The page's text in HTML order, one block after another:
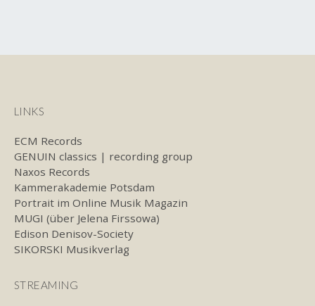
LINKS
ECM Records
GENUIN classics | recording group
Naxos Records
Kammerakademie Potsdam
Portrait im Online Musik Magazin
MUGI (über Jelena Firssowa)
Edison Denisov-Society
SIKORSKI Musikverlag
STREAMING